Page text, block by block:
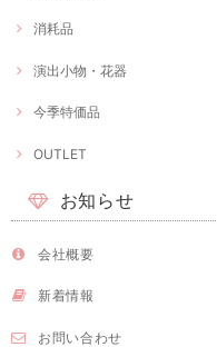
消耗品
演出小物・花器
今季特価品
OUTLET
お知らせ
会社概要
新着情報
お問い合わせ